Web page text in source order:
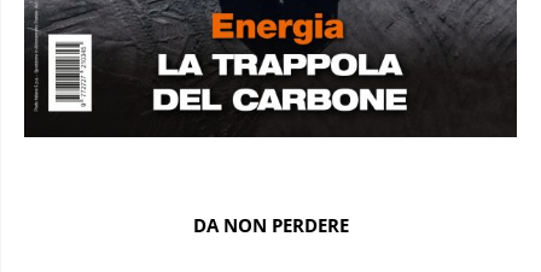
DA NON PERDERE